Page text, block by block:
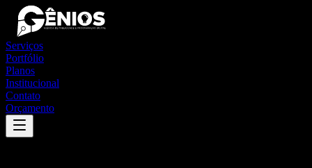
Serviços
Portfólio
Planos
Institucional
Contato
Orçamento